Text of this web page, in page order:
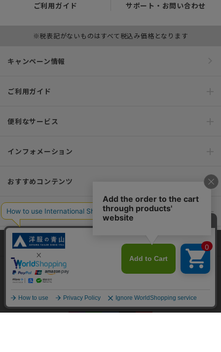
ご利用ガイド サポート・お問い合わせ
※税表記がないものはすべて税込み価格となります
キャンペーン情報
ご利用ガイド
便利なサービス
インフォメーション
おすすめコンテンツ
ポリシー・企業情報
オーダースーツなら SHITATE
OFFICIAL SNS
当サイトでは、快適な閲覧体験とコンテンツ改善のためにCookieを使用
しています。閲覧を続けることで、Cookieの使用に同意したものとみな
します。詳細については
同意して閉じる